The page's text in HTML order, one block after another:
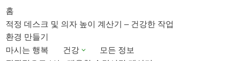
홈
적정 데스크 및 의자 높이 계산기 – 건강한 작업
환경 만들기
마시는 행복
건강
모든 정보